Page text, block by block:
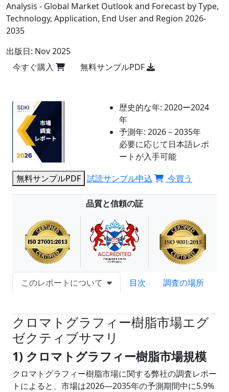
Analysis - Global Market Outlook and Forecast by Type,
Technology, Application, End User and Region 2026-
2035
出版日: Nov 2025
今すぐ購入
無料サンプルPDF
歴史的な年: 2020ー2024
年
予測年: 2026－2035年
必要に応じて日本語レポ
ートが入手可能
無料サンプルPDF 試読サンプル申込 今買う
品質と信頼の証
このレポートについて 目次
調査の場所
クロマトグラフィー樹脂市場エグ
ゼクティブサマリ
1) クロマトグラフィー樹脂市場規模
クロマトグラフィー樹脂市場に関する弊社の調査レポー
トによると、市場は2026―2035年の予測期間中に5.9%